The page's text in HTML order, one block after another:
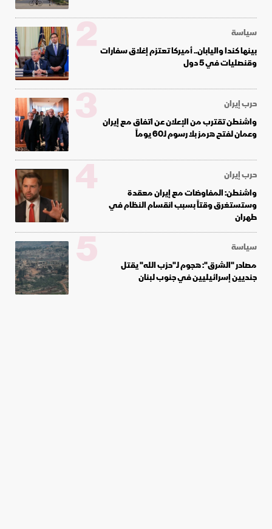
سياسة
بينها كندا واليابان.. أميركا تعتزم إغلاق سفارات
وقنصليات في 5 دول
2
حرب إيران
واشنطن تقترب من الإعلان عن اتفاق مع إيران
وعمان لفتح هرمز بلا رسوم لـ60 يوماً
3
حرب إيران
واشنطن: المفاوضات مع إيران معقدة
وستستغرق وقتاً بسبب انقسام النظام في
طهران
4
سياسة
مصادر "الشرق": هجوم لـ"حزب الله" يقتل
جنديين إسرائيليين في جنوب لبنان
5